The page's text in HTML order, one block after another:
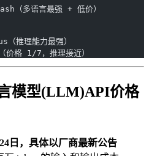
多语言最强 + 低价）
推理能力最强）
格 1/7，推理接近）
模型(LLM)API价格
日，具体以厂商最新公告